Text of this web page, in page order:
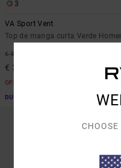
3
VA Sport Vent
Top de manga curta Verde
€ 50,00
€ 31,50
OFERTAS
DUPLA PROMO 10% EXTRA
CHOOSE